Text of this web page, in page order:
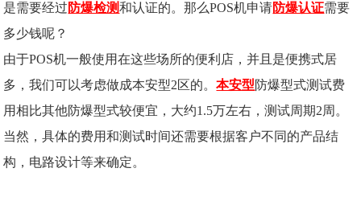
是需要经过 防爆检测和认证的。那么POS机申请防爆认证需要
多少钱呢？
由于POS机一般使用在这些场所的便利店，并且是便携式居
多，我们可以考虑做成本安型2区的。本安型防爆型式测试费
用相比其他防爆型式较便宜，大约1.5万左右，测试周期2周。
当然，具体的费用和测试时间还需要根据客户不同的产品结
构，电路设计等来确定。